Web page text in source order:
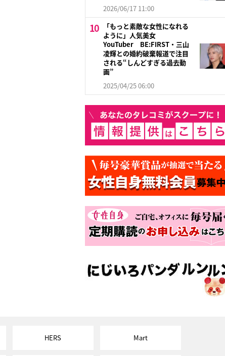
2026/06/17 11:00
「もっと素敵な女性になれる
ように」人気美女
YouTuber BE:FIRST・三山
凌輝との婚約破棄報道で注目
される“しんどすぎる過去動
画”
2025/04/25 06:00
HERS Mart